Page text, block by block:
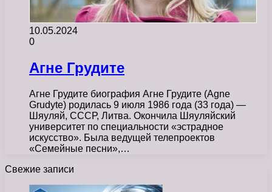
10.05.2024
0
Агне Грудите
Агне Грудите биография Агне Грудите (Agne
Grudyte) родилась 9 июля 1986 года (33 года) —
Шяуляй, СССР, Литва. Окончила Шяуляйский
университет по специальности «эстрадное
искусство». Была ведущей телепроектов
«Семейные песни»,…
Свежие записи